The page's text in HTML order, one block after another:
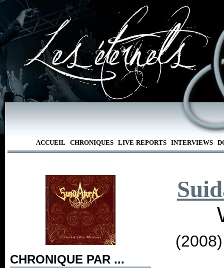
ACCUEIL CHRONIQUES LIVE-REPORTS INTERVIEWS
CHRONIQUE PAR ...